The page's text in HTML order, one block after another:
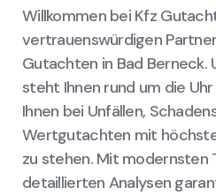
Willkommen bei Kfz
vertrauenswürdigen
Gutachten in Bad Berneck.
steht Ihnen rund um die
Ihnen bei Unfällen,
Wertgutachten mit
zu stehen. Mit modernsten
detaillierten Analysen